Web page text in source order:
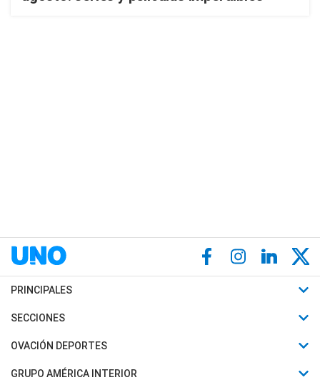
PRINCIPALES
Últimas Noticias
Política
SECCIONES
Horóscopo
Motores
OVACIÓN DEPORTES
Fútbol
GRUPO AMÉRICA INTERIOR